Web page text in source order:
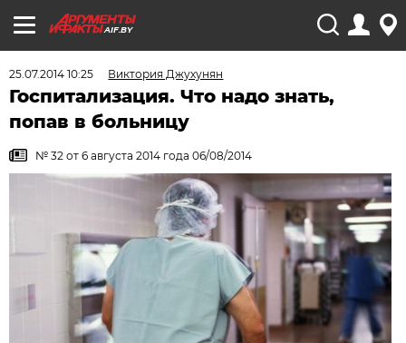
AIF.BY
25.07.2014 10:25 Виктория Джухунян
Госпитализация. Что надо знать,
попав в больницу
№ 32 от 6 августа 2014 года 06/08/2014